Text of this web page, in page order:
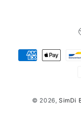
© 2026,SimDi
Betaalmethoden